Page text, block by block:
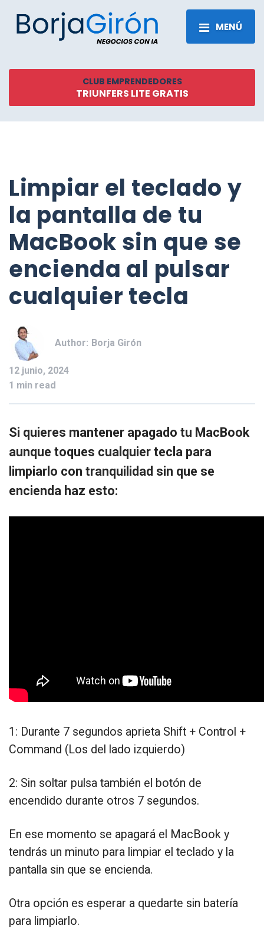
MENÚ
CLUB EMPRENDEDORES
TRIUNFERS LITE GRATIS
Limpiar el teclado y
la pantalla de tu
MacBook sin que se
encienda al pulsar
cualquier tecla
Author: Borja Girón
12 junio, 2024
1 min read
Si quieres mantener apagado tu MacBook
aunque toques cualquier tecla para
limpiarlo con tranquilidad sin que se
encienda haz esto:
1: Durante 7 segundos aprieta Shift + Control +
Command (Los del lado izquierdo)
2: Sin soltar pulsa también el botón de
encendido durante otros 7 segundos.
En ese momento se apagará el MacBook y
tendrás un minuto para limpiar el teclado y la
pantalla sin que se encienda.
Otra opción es esperar a quedarte sin batería
para limpiarlo.